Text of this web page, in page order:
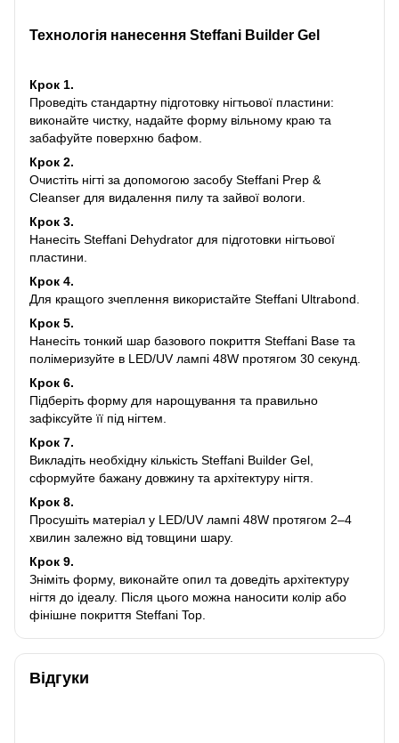
Технологія нанесення Steffani Builder Gel
Крок 1.
Проведіть стандартну підготовку нігтьової пластини:
виконайте чистку, надайте форму вільному краю та
забафуйте поверхню бафом.
Крок 2.
Очистіть нігті за допомогою засобу Steffani Prep &
Cleanser для видалення пилу та зайвої вологи.
Крок 3.
Нанесіть Steffani Dehydrator для підготовки нігтьової
пластини.
Крок 4.
Для кращого зчеплення використайте Steffani Ultrabond.
Крок 5.
Нанесіть тонкий шар базового покриття Steffani Base та
полімеризуйте в LED/UV лампі 48W протягом 30 секунд.
Крок 6.
Підберіть форму для нарощування та правильно
зафіксуйте її під нігтем.
Крок 7.
Викладіть необхідну кількість Steffani Builder Gel,
сформуйте бажану довжину та архітектуру нігтя.
Крок 8.
Просушіть матеріал у LED/UV лампі 48W протягом 2–4
хвилин залежно від товщини шару.
Крок 9.
Зніміть форму, виконайте опил та доведіть архітектуру
нігтя до ідеалу. Після цього можна наносити колір або
фінішне покриття Steffani Top.
Відгуки